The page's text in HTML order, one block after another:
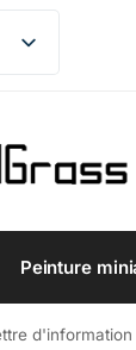
Peinture
d'information